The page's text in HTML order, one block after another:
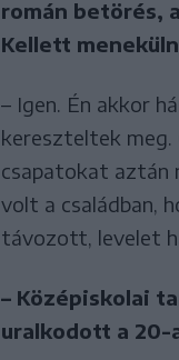
román betörés,
Kellett
– Igen. Én akkor
kereszteltek meg.
csapatokat aztán
volt a családban,
távozott, levelet
– Középiskolai
uralkodott a 20-